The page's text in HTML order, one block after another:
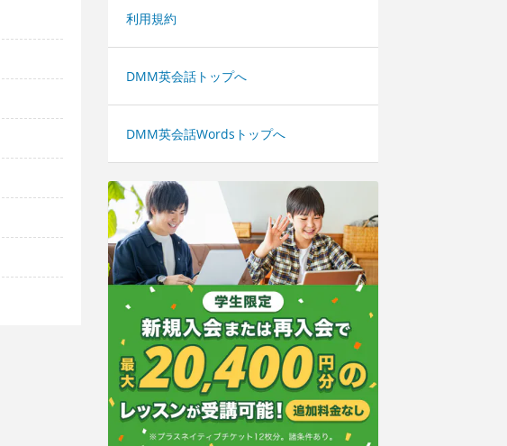
利用規約
DMM英会話トップへ
DMM英会話Wordsトップへ